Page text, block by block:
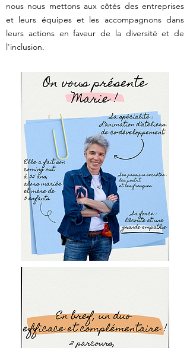
nous nous mettons aux côtés des entreprises
et leurs équipes et les accompagnons dans
leurs actions en faveur de la diversité et de
l'inclusion.